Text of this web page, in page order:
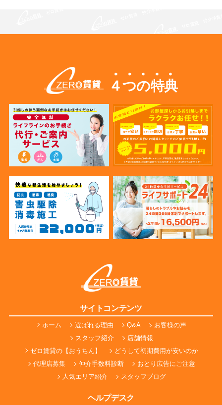
４つの特典
サイトコンテンツ
ホーム 選ばれる理由 Q&A
お客様の声
スタッフ紹介
店舗情報
ゼロ賃貸の【おうちん】
どうして初期費用が安いのか
代理店募集
仲介手数料診断
おとり広告にご注意
人気エリア紹介
スタッフブログ
ヘルプデスク